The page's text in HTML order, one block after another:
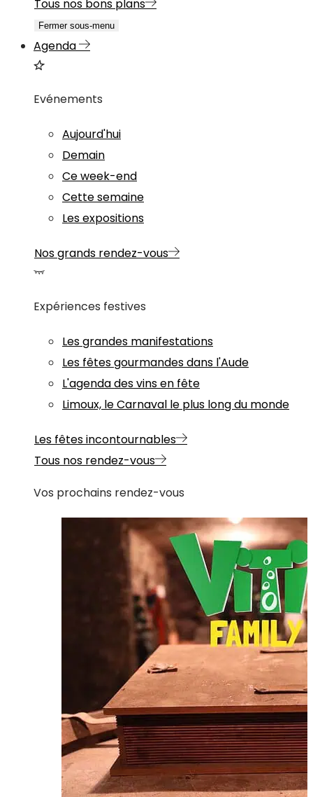
Tous nos bons plans
Fermer sous-menu
Agenda
Evénements
Aujourd'hui
Demain
Ce week-end
Cette semaine
Les expositions
Nos grands rendez-vous
Expériences festives
Les grandes manifestations
Les fêtes gourmandes dans l'Aude
L'agenda des vins en fête
Limoux, le Carnaval le plus long du monde
Les fêtes incontournables
Tous nos rendez-vous
Vos prochains rendez-vous